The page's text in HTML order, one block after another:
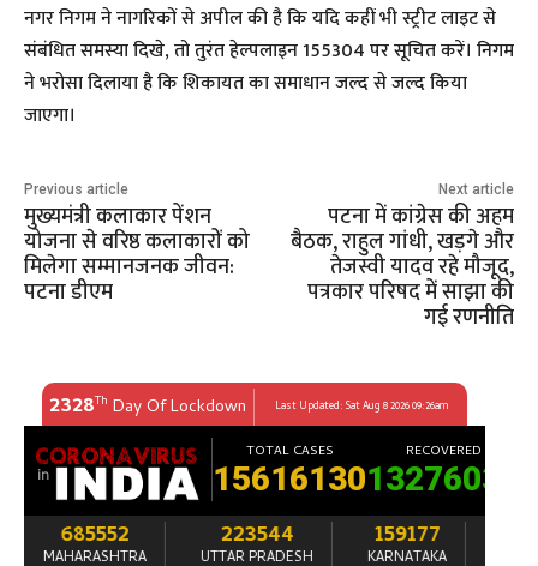
नगर निगम ने नागरिकों से अपील की है कि यदि कहीं भी स्ट्रीट लाइट से
संबंधित समस्या दिखे, तो तुरंत हेल्पलाइन 155304 पर सूचित करें। निगम
ने भरोसा दिलाया है कि शिकायत का समाधान जल्द से जल्द किया
जाएगा।
Previous article
मुख्यमंत्री कलाकार पेंशन
योजना से वरिष्ठ कलाकारों को
मिलेगा सम्मानजनक जीवन:
पटना डीएम
Next article
पटना में कांग्रेस की अहम
बैठक, राहुल गांधी, खड़गे और
तेजस्वी यादव रहे मौजूद,
पत्रकार परिषद में साझा की
गई रणनीति